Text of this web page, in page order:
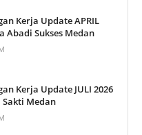
Kerja Update APRIL
Abadi Sukses Medan
Kerja Update JULI 2026
Sakti Medan